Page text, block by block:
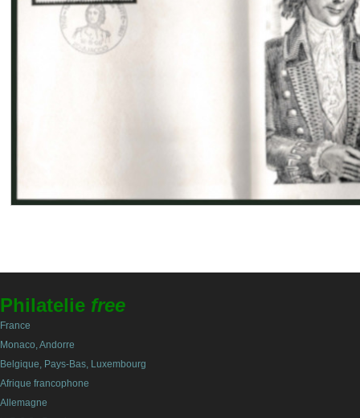
Philatelie free
France
Monaco, Andorre
Belgique, Pays-Bas, Luxembourg
Afrique francophone
Allemagne